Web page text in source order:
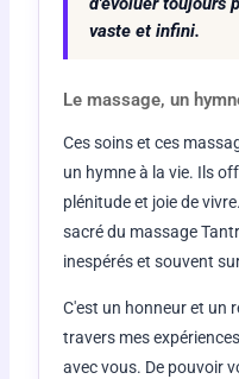
vaste et infini.
Le massage, un
Ces soins et ces
un hymne à la vie. Ils
plénitude et joie de
sacré du massage
inespérés et souvent
C'est un honneur et un
travers mes
avec vous. De pouvoir